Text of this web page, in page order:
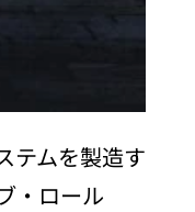
テムを製造す
・ロール